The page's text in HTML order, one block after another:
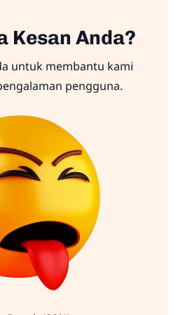
Kesan Anda?
untuk membantu kami
pengguna.